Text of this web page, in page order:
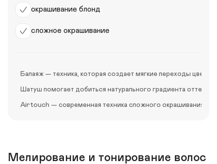
окрашивание блонд
сложное окрашивание
Балаяж — техника, которая создает мягкие переходы
Шатуш помогает добиться натурального градиента
Airtouch — современная техника сложного окрашивания,
Мелирование и тонирование волос